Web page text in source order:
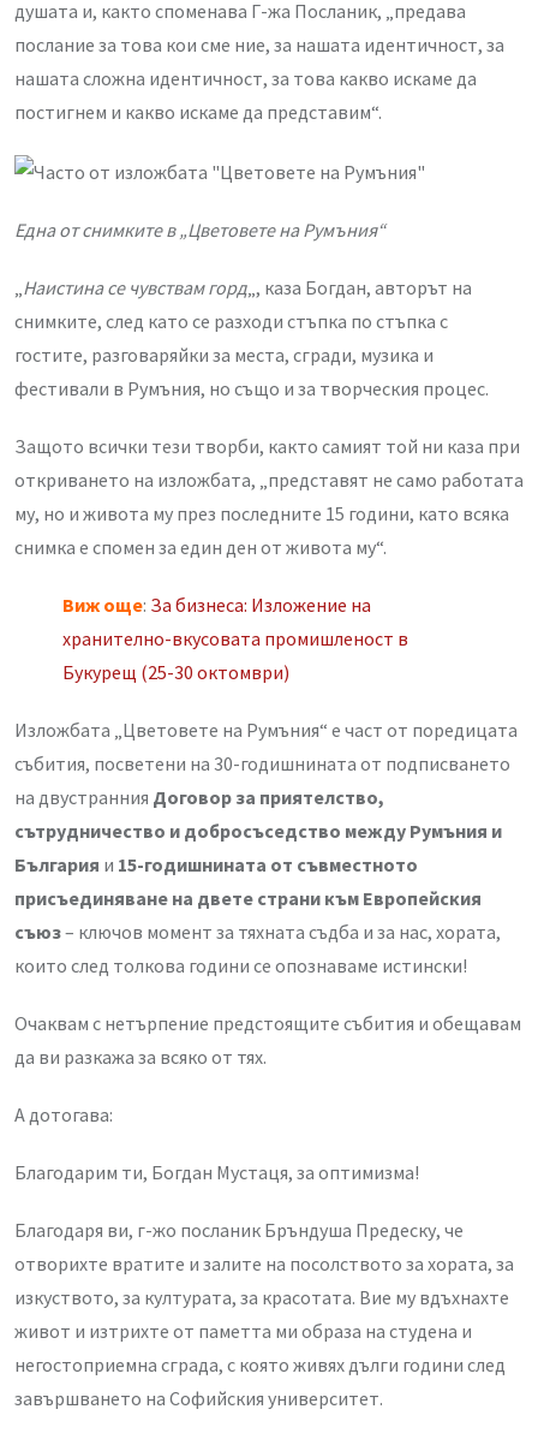
душата и, както споменава Г-жа Посланик, „предава
послание за това кои сме ние, за нашата идентичност, за
нашата сложна идентичност, за това какво искаме да
постигнем и какво искаме да представим“.
Една от снимките в „Цветовете на Румъния“
„Наистина се чувствам горд„, каза Богдан, авторът на
снимките, след като се разходи стъпка по стъпка с
гостите, разговаряйки за места, сгради, музика и
фестивали в Румъния, но също и за творческия процес.
Защото всички тези творби, както самият той ни каза при
откриването на изложбата, „представят не само работата
му, но и живота му през последните 15 години, като всяка
снимка е спомен за един ден от живота му“.
Виж още: За бизнеса: Изложение на
хранително-вкусовата промишленост в
Букурещ (25-30 октомври)
Изложбата „Цветовете на Румъния“ е част от поредицата
събития, посветени на 30-годишнината от подписването
на двустранния Договор за приятелство,
сътрудничество и добросъседство между Румъния и
България и 15-годишнината от съвместното
присъединяване на двете страни към Европейския
съюз– ключов момент за тяхната съдба и за нас, хората,
които след толкова години се опознаваме истински!
Очаквам с нетърпение предстоящите събития и обещавам
да ви разкажа за всяко от тях.
А дотогава:
Благодарим ти, Богдан Мустаця, за оптимизма!
Благодаря ви, г-жо посланик Бръндуша Предеску, че
отворихте вратите и залите на посолството за хората, за
изкуството, за културата, за красотата. Вие му вдъхнахте
живот и изтрихте от паметта ми образа на студена и
негостоприемна сграда, с която живях дълги години след
завършването на Софийския университет.